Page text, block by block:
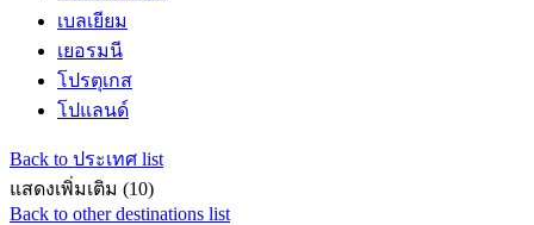
เบลเยียม
เยอรมนี
โปรตุเกส
โปแลนด์
Back to ประเทศ list
แสดงเพิ่มเติม (10)
Back to other destinations list